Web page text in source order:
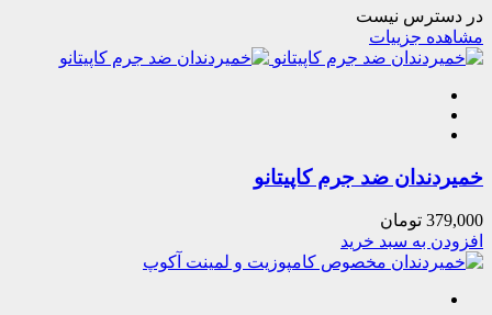
در دسترس نیست
مشاهده جزییات
خمیردندان ضد جرم کاپیتانو
379,000 تومان
افزودن به سبد خرید